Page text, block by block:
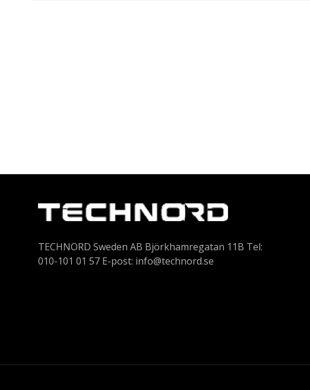
TECHNORD Sweden AB Björkhamregatan 11B Tel:
010-101 01 57 E-post: info@technord.se